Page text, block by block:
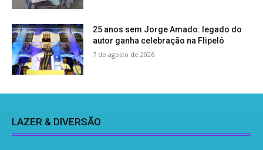
25 anos sem Jorge Amado: legado do
autor ganha celebração na Flipelô
7 de agosto de 2026
LAZER & DIVERSÃO